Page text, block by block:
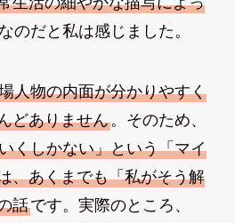
のだと私は感じました。
人物の内面が分かりやすく
どありません。そのため、
くしかない」という「マイ
、あくまでも「私がそう解
話です。実際のところ、